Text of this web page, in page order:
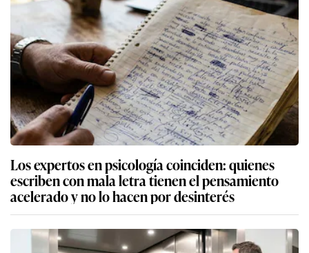
Los expertos en psicología coinciden: quienes
escriben con mala letra tienen el pensamiento
acelerado y no lo hacen por desinterés